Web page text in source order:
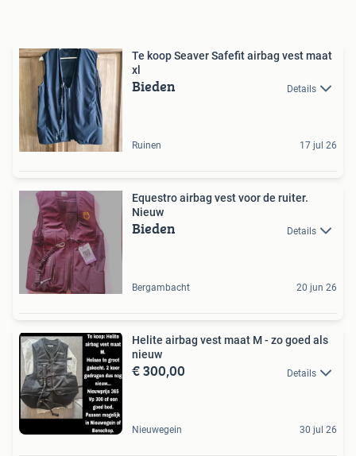
Te koop Seaver Safefit airbag vest maat
xl
Bieden Details
Ruinen 17 jul 26
Equestro airbag vest voor de ruiter.
Nieuw
Bieden Details
Bergambacht 20 jun 26
Helite airbag vest maat M - zo goed als
nieuw
€ 300,00 Details
Nieuwegein 30 jul 26